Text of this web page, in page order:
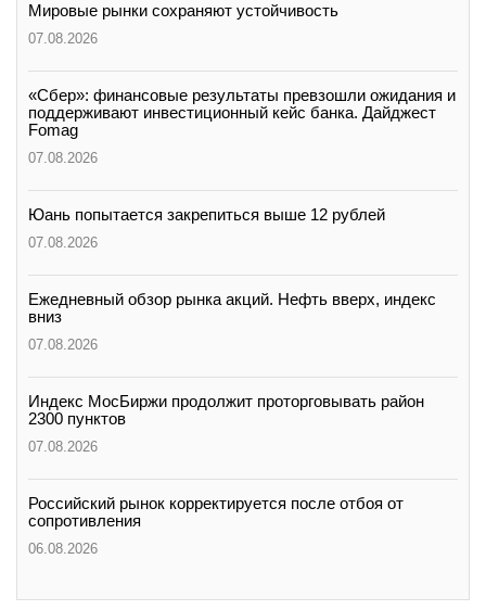
Мировые рынки сохраняют устойчивость
07.08.2026
«Сбер»: финансовые результаты превзошли ожидания и
поддерживают инвестиционный кейс банка. Дайджест
Fomag
07.08.2026
Юань попытается закрепиться выше 12 рублей
07.08.2026
Ежедневный обзор рынка акций. Нефть вверх, индекс
вниз
07.08.2026
Индекс МосБиржи продолжит проторговывать район
2300 пунктов
07.08.2026
Российский рынок корректируется после отбоя от
сопротивления
06.08.2026